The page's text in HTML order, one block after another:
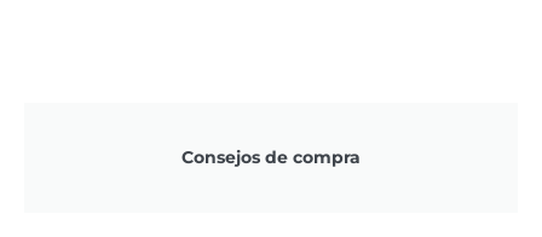
Consejos de compra